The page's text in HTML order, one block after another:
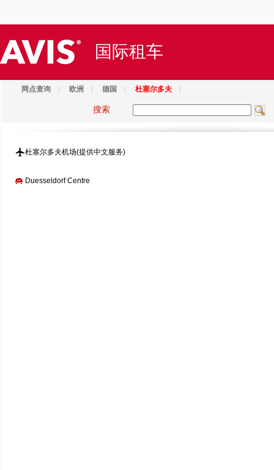
国际租车
网点查询 欧洲 德国 杜塞尔多夫
搜索
杜塞尔多夫机场(提供中文服务)
Duesseldorf Centre